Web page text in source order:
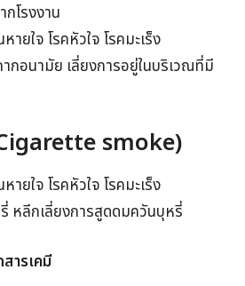
โรงงาน
ายใจ โรคหัวใจ โรคมะเร็ง
กอนามัย เลี่ยงการอยู่ในบริเวณที่มี
smoke)
ายใจ โรคหัวใจ โรคมะเร็ง
หลีกเลี่ยงการสูดดมควันบุหรี่
ารเคมี